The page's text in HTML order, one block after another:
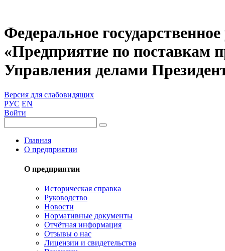
Федеральное
«Предприятие по поставкам
Управления делами
Версия для слабовидящих
РУС EN
Войти
Главная
О предприятии
О предприятии
Историческая справка
Руководство
Новости
Нормативные документы
Отчётная информация
Отзывы о нас
Лицензии и свидетельства